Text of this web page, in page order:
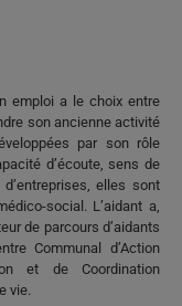
emploi a le choix entre
son ancienne activité
par son rôle
d’écoute, sens de
elles sont
social. L’aidant a,
de parcours d’aidants
Communal d’Action
et de Coordination
vie.